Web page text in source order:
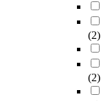
(2)
(2)